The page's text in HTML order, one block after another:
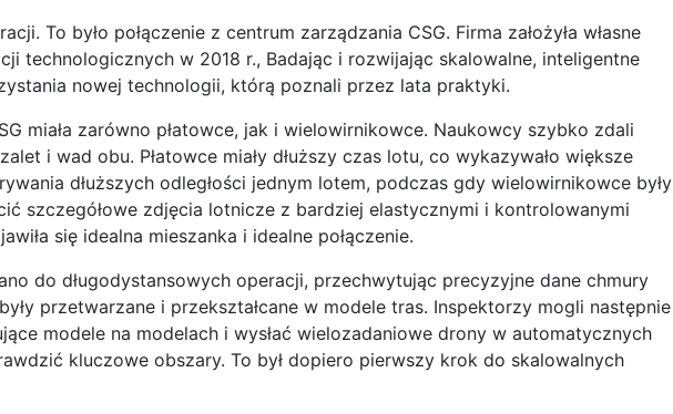
To było połączenie z centrum zarządzania CSG. Firma założyła własne
technologicznych w 2018 r., Badając i rozwijając skalowalne, inteligentne
nowej technologii, którą poznali przez lata praktyki.
miała zarówno płatowce, jak i wielowirnikowce. Naukowcy szybko zdali
i wad obu. Płatowce miały dłuższy czas lotu, co wykazywało większe
dłuższych odległości jednym lotem, podczas gdy wielowirnikowce były
szczegółowe zdjęcia lotnicze z bardziej elastycznymi i kontrolowanymi
się idealna mieszanka i idealne połączenie.
do długodystansowych operacji, przechwytując precyzyjne dane chmury
przetwarzane i przekształcane w modele tras. Inspektorzy mogli następnie
modele na modelach i wysłać wielozadaniowe drony w automatycznych
kluczowe obszary. To był dopiero pierwszy krok do skalowalnych